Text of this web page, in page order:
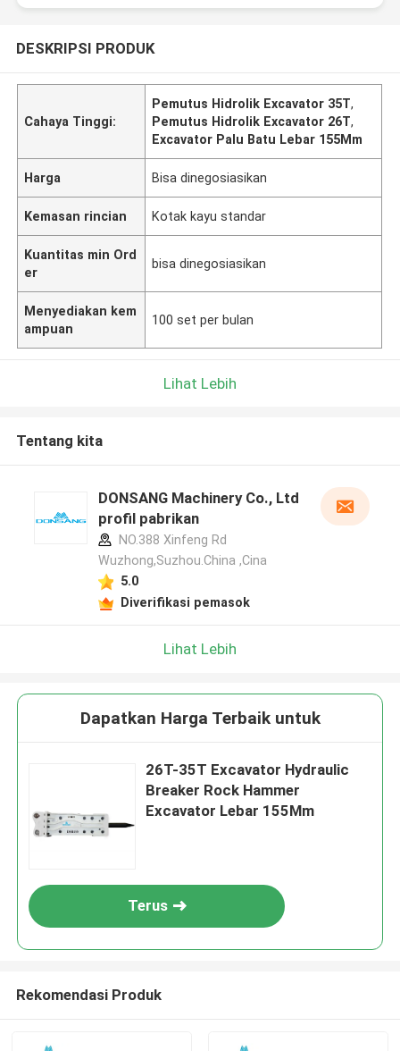
DESKRIPSI PRODUK
Cahaya Tinggi:
Pemutus Hidrolik Excavator 35T,
Pemutus Hidrolik Excavator 26T,
Excavator Palu Batu Lebar 155Mm
Harga Bisa dinegosiasikan
Kemasan rincian Kotak kayu standar
Kuantitas min Ord
er
bisa dinegosiasikan
Menyediakan kem
ampuan
100 set per bulan
Lihat Lebih
Tentang kita
DONSANG Machinery Co., Ltd
profil pabrikan
NO.388 Xinfeng Rd
Wuzhong,Suzhou.China ,Cina
5.0
Diverifikasi pemasok
Lihat Lebih
Dapatkan Harga Terbaik untuk
26T-35T Excavator Hydraulic
Breaker Rock Hammer
Excavator Lebar 155Mm
Terus
Rekomendasi Produk